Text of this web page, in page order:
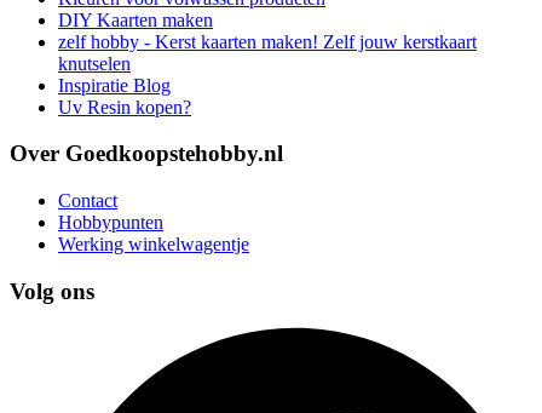
DIY Kaarten maken
zelf hobby - Kerst kaarten maken! Zelf jouw kerstkaart
knutselen
Inspiratie Blog
Uv Resin kopen?
Over Goedkoopstehobby.nl
Contact
Hobbypunten
Werking winkelwagentje
Volg ons